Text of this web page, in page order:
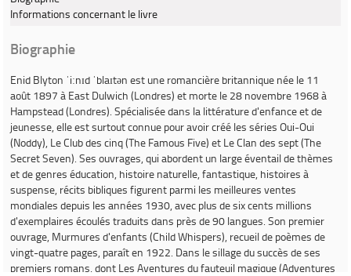
Informations concernant le livre
Biographie
Enid Blyton ˈiːnɪd ˈblaɪtən est une romancière britannique née le 11
août 1897 à East Dulwich (Londres) et morte le 28 novembre 1968 à
Hampstead (Londres). Spécialisée dans la littérature d'enfance et de
jeunesse, elle est surtout connue pour avoir créé les séries Oui-Oui
(Noddy), Le Club des cinq(The Famous Five) et Le Clan des sept(The
Secret Seven). Ses ouvrages, qui abordent un large éventail de thèmes
et de genres éducation, histoire naturelle, fantastique, histoires à
suspense, récits bibliques figurent parmi les meilleures ventes
mondiales depuis les années 1930, avec plus de six cents millions
d'exemplaires écoulés traduits dans près de 90 langues. Son premier
ouvrage, Murmures d'enfants (Child Whispers), recueil de poèmes de
vingt-quatre pages, paraît en 1922. Dans le sillage du succès de ses
premiers romans, dont Les Aventures du fauteuil magique(Adventures